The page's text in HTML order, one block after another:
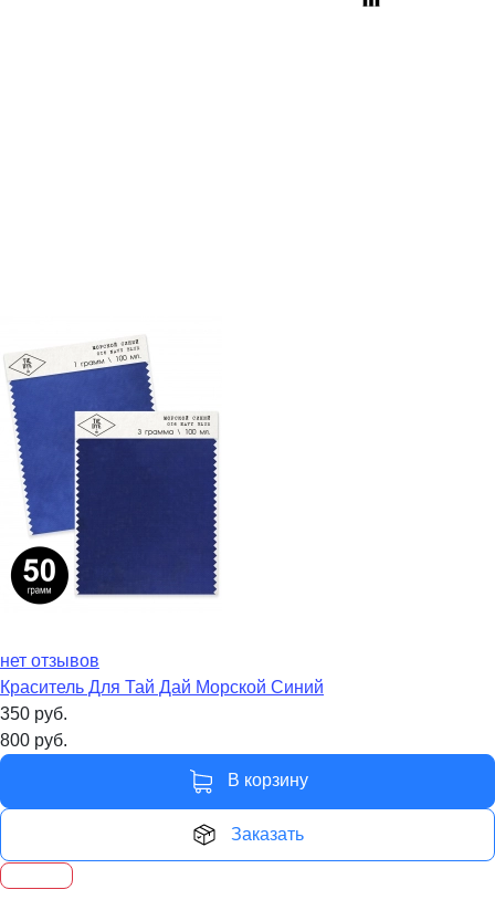
нет отзывов
Краситель Для Тай Дай Морской Синий
350 руб.
800 руб.
В корзину
Заказать